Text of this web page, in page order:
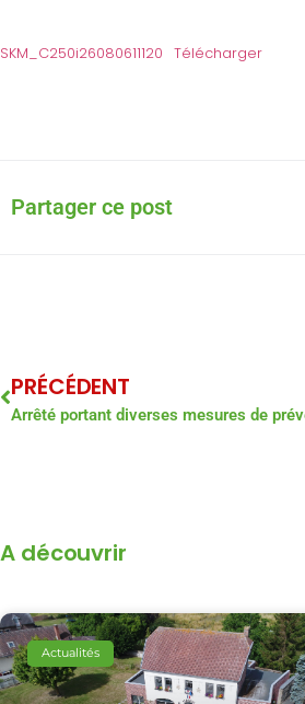
SKM_C250i26080611120 Télécharger
Partager ce post
PRÉCÉDENT
A découvrir
Actualités